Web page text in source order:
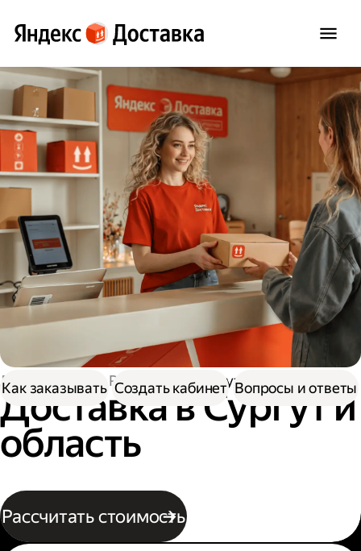
Доставка По России В Сургут
Доставка в Сургут и
область
Рассчитать стоимость
Как заказывать Создать кабинет Вопросы и ответы